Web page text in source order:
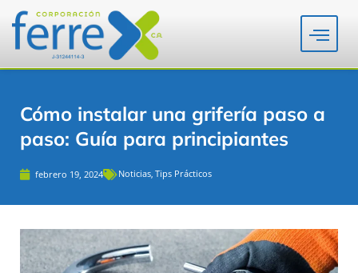
Cómo instalar una grifería paso a
paso: Guía para principiantes
febrero 19, 2024 Noticias, Tips Prácticos